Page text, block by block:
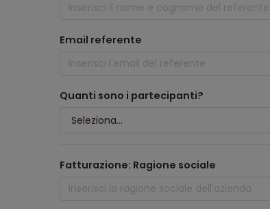
Email referente
Quanti sono i partecipanti?
Fatturazione: Ragione sociale